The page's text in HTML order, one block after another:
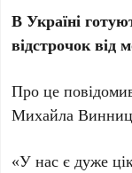
В Україні
відстрочок від
Про це
Михайла
«У нас є дуже